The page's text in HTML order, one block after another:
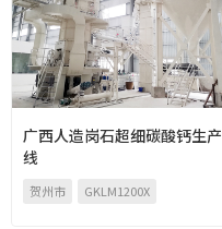
广西人造岗石超细碳酸钙生产
线
贺州市 GKLM1200X